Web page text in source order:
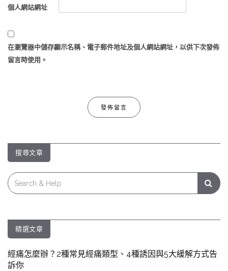
個人網站網址
在瀏覽器中儲存顯示名稱、電子郵件地址及個人網站網址，以供下次發佈
留言時使用。
搜尋文章
Search
for:
精選文章
經痛怎麼辦？2種常見經痛類型、4種誘因與5大緩解方式告
訴你